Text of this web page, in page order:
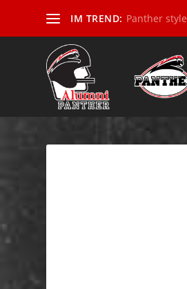
IM TREND: Panther style